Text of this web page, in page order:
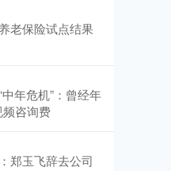
老保险试点结果
年危机”：曾经年
咨询费
郑玉飞辞去公司